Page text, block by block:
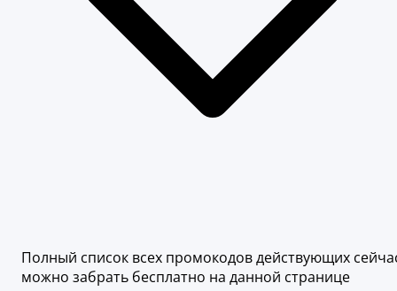
Полный список всех промокодов действующих
можно забрать бесплатно на данной странице